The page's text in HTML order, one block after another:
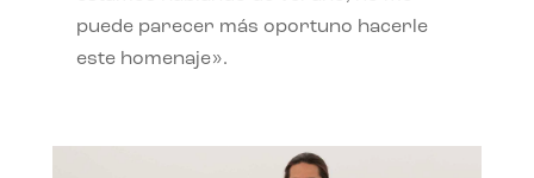
puede parecer más oportuno hacerle
este homenaje».